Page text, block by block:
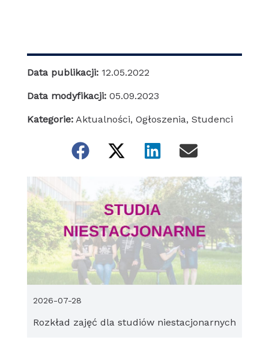
Data publikacji: 12.05.2022
Data modyfikacji: 05.09.2023
Kategorie: Aktualności, Ogłoszenia, Studenci
Rozkład zajęć dla studiów niestacjonarnych
2026-07-28